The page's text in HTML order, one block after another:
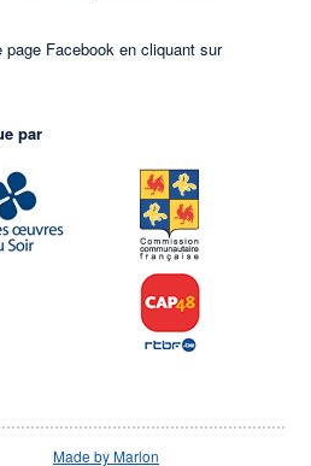
Facebook en cliquant sur
par
Made by Marlon